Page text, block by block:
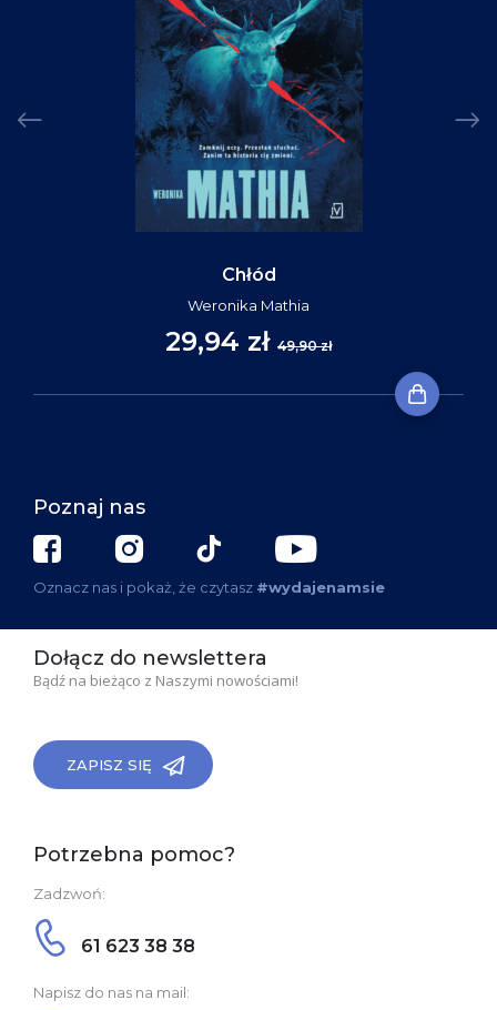
Chłód
Weronika Mathia
29,94 zł 49,90 zł
Poznaj nas
Oznacz nas i pokaż, że czytasz #wydajenamsie
Dołącz do newslettera
Bądź na bieżąco z Naszymi nowościami!
ZAPISZ SIĘ
Potrzebna pomoc?
Zadzwoń:
61 623 38 38
Napisz do nas na mail: